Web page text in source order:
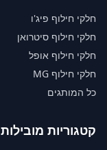
חלקי חילוף פיג'ו
חלקי חילוף סיטרואן
חלקי חילוף אופל
חלקי חילוף MG
כל המותגים
קטגוריות מובילות